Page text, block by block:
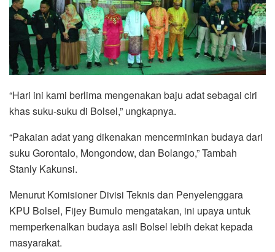
“Hari ini kami berlima mengenakan baju adat sebagai ciri
khas suku-suku di Bolsel,” ungkapnya.
“Pakaian adat yang dikenakan mencerminkan budaya dari
suku Gorontalo, Mongondow, dan Bolango,” Tambah
Stanly Kakunsi.
Menurut Komisioner Divisi Teknis dan Penyelenggara
KPU Bolsel, Fijey Bumulo mengatakan, ini upaya untuk
memperkenalkan budaya asli Bolsel lebih dekat kepada
masyarakat.